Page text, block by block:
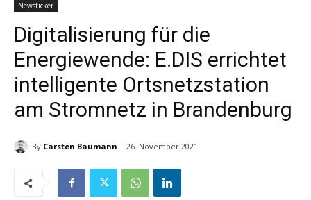
Newsticker
Digitalisierung für die
Energiewende: E.DIS errichtet
intelligente Ortsnetzstation
am Stromnetz in Brandenburg
By Carsten Baumann 26. November 2021